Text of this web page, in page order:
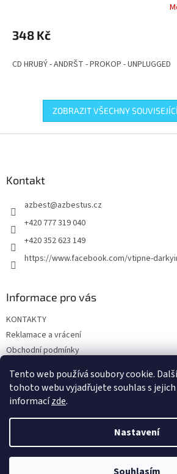
Tento web používá soubory cookie.
tohoto webu vyjadřujete souhlas s
informacízde.
Nastavení
348 Kč
CD HRUBÝ - ANDRŠT - PROKOP - UNPLUGGED
ZOBRAZIT VŠECHNY
Kontakt
azbest@azbestus.cz
+420 777 319 040
+420 352 623 149
https://www.facebook.com/vtipne-
Informace pro vás
KONTAKTY
Reklamace a vrácení
Obchodní podmínky
Doprava a platba
Vytvořil Shoptet